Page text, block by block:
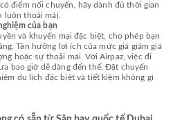
điểm nối chuyến, hãy dành đủ thời gian
luôn thoải mái.
của bạn
và khuyến mại đặc biệt, cho phép bạn
Tận hưởng lợi ích của mức giá giảm giá
hoặc sự thoải mái. Với Airpaz, việc đi
bao giờ dễ dàng đến thế. Đặt chuyến
du lịch đặc biệt và tiết kiệm không gì